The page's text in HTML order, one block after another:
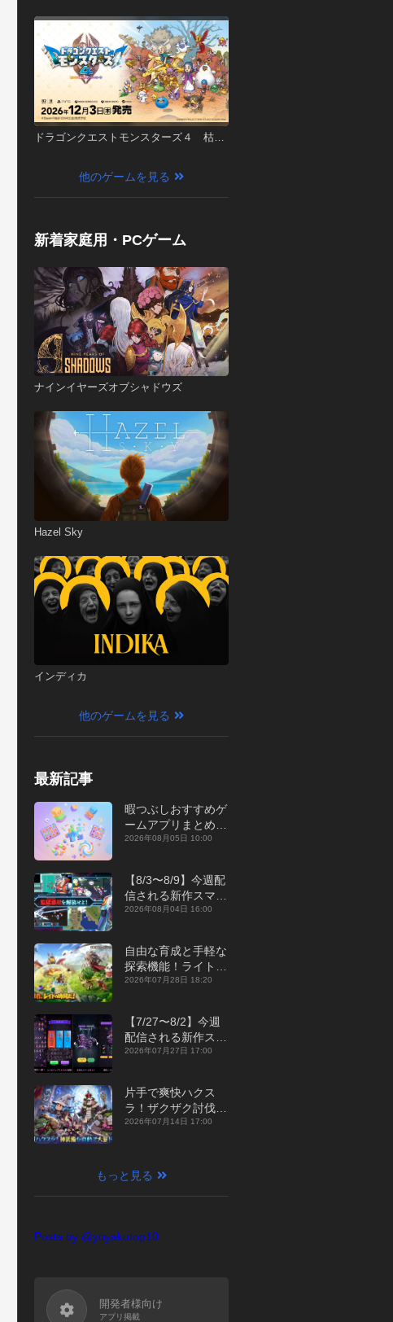
ドラゴンクエストモンスターズ４ 枯れ
他のゲームを見る
新着家庭用・PCゲーム
ナインイヤーズオブシャドウズ
Hazel Sky
インディカ
他のゲームを見る
最新記事
暇つぶしおすすめゲ
ームアプリまとめ｜
オフライン対応あり
2026年08月05日 10:00
【8/3〜8/9】今週配
信される新作スマホ
ゲームをまとめてお
2026年08月04日 16:00
自由な育成と手軽な
探索機能！ライトカ
ジュアルMMORPG
P】
2026年07月28日 18:20
【7/27〜8/2】今週
配信される新作スマ
ホゲームをまとめて
2026年07月27日 17:00
片手で爽快ハクス
ラ！ザクザク討伐し
て神装備を集める放
【最新作PICKUP】
2026年07月14日 17:00
もっと見る
Posts by @yoyakutop10
開発者様向け
アプリ掲載